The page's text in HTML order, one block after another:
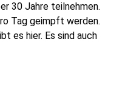
30 Jahre teilnehmen.
Tag geimpft werden.
es hier. Es sind auch